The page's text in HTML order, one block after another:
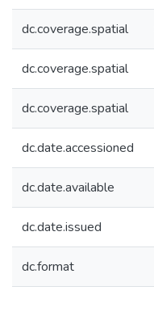
dc.coverage.spatial
dc.coverage.spatial
dc.coverage.spatial
dc.date.accessioned
dc.date.available
dc.date.issued
dc.format